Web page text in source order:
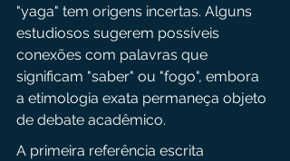
"yaga" tem origens incertas. Alguns
estudiosos sugerem possíveis
conexões com palavras que
significam "saber" ou "fogo", embora
a etimologia exata permaneça objeto
de debate acadêmico.
A primeira referência escrita